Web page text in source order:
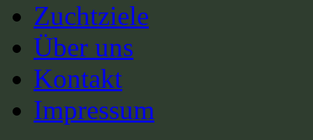
Zuchtziele
Über uns
Kontakt
Impressum